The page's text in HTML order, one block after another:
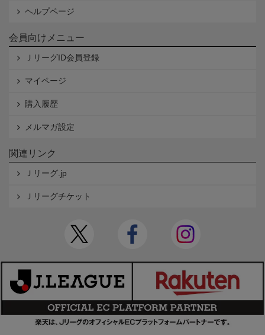
ヘルプページ
会員向けメニュー
ＪリーグID会員登録
マイページ
購入履歴
メルマガ設定
関連リンク
Ｊリーグ.jp
Ｊリーグチケット